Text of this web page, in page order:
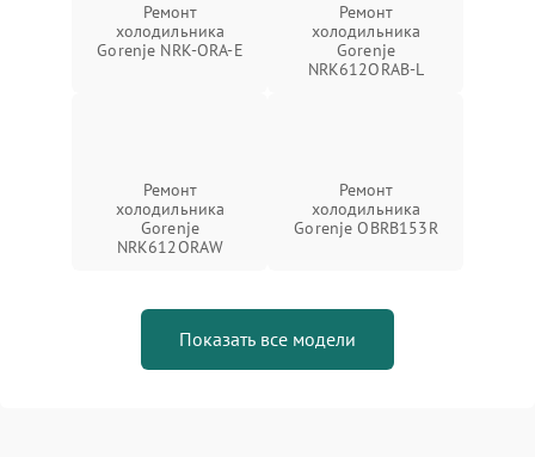
Ремонт
холодильника
Gorenje NRK-ORA-E
Ремонт
холодильника
Gorenje
NRK612ORAB-L
Ремонт
холодильника
Gorenje
NRK612ORAW
Ремонт
холодильника
Gorenje OBRB153R
Показать все модели